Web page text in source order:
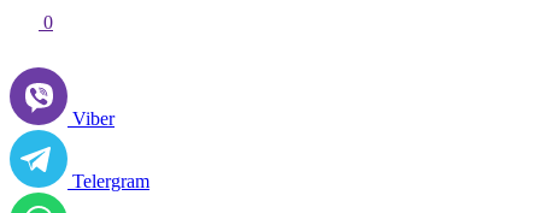
0
Viber
Telergram